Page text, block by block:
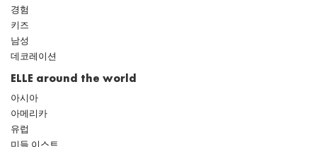
경험
키즈
남성
데코레이션
ELLE around the world
아시아
아메리카
유럽